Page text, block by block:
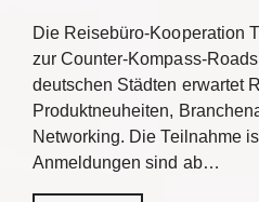
Die Reisebüro-Kooperation
zur Counter-Kompass-
deutschen Städten erwartet
Produktneuheiten,
Networking. Die Teilnahme
Anmeldungen sind ab…